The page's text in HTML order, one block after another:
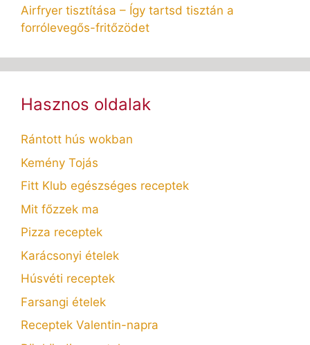
Airfryer tisztítása – Így tartsd tisztán a
forrólevegős-fritőzödet
Hasznos oldalak
Rántott hús wokban
Kemény Tojás
Fitt Klub egészséges receptek
Mit főzzek ma
Pizza receptek
Karácsonyi ételek
Húsvéti receptek
Farsangi ételek
Receptek Valentin-napra